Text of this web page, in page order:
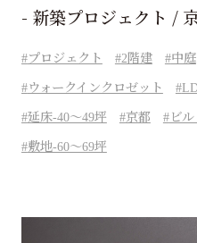
- 新築プロジェクト /
プロジェクト 2階建 中庭
ウォークインクロゼット
延床-40～49坪 京都 ビル
敷地-60～69坪